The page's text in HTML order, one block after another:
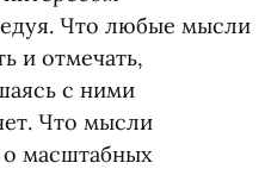
Что любые мысли
и отмечать,
с ними
Что мысли
масштабных